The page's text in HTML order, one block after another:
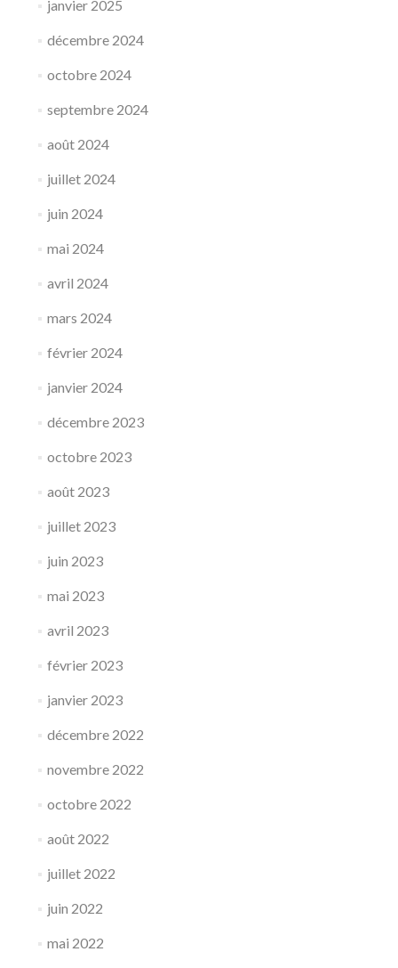
janvier 2025
décembre 2024
octobre 2024
septembre 2024
août 2024
juillet 2024
juin 2024
mai 2024
avril 2024
mars 2024
février 2024
janvier 2024
décembre 2023
octobre 2023
août 2023
juillet 2023
juin 2023
mai 2023
avril 2023
février 2023
janvier 2023
décembre 2022
novembre 2022
octobre 2022
août 2022
juillet 2022
juin 2022
mai 2022